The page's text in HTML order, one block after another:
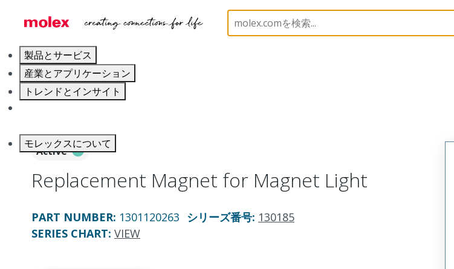
製品とサービス
産業とアプリケーション
トレンドとインサイト
モレックスについて
Portable Lighting Portable Lighting Accessories 130185
Active
Replacement Magnet for Magnet Light
PART NUMBER: 1301120263 シリーズ番号: 130185
SERIES CHART: VIEW